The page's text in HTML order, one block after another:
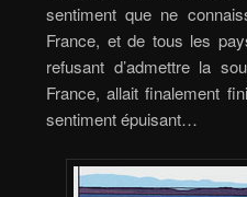
sentiment que ne
France, et de tous les
refusant d’admettre la
France, allait finalement
sentiment épuisant…